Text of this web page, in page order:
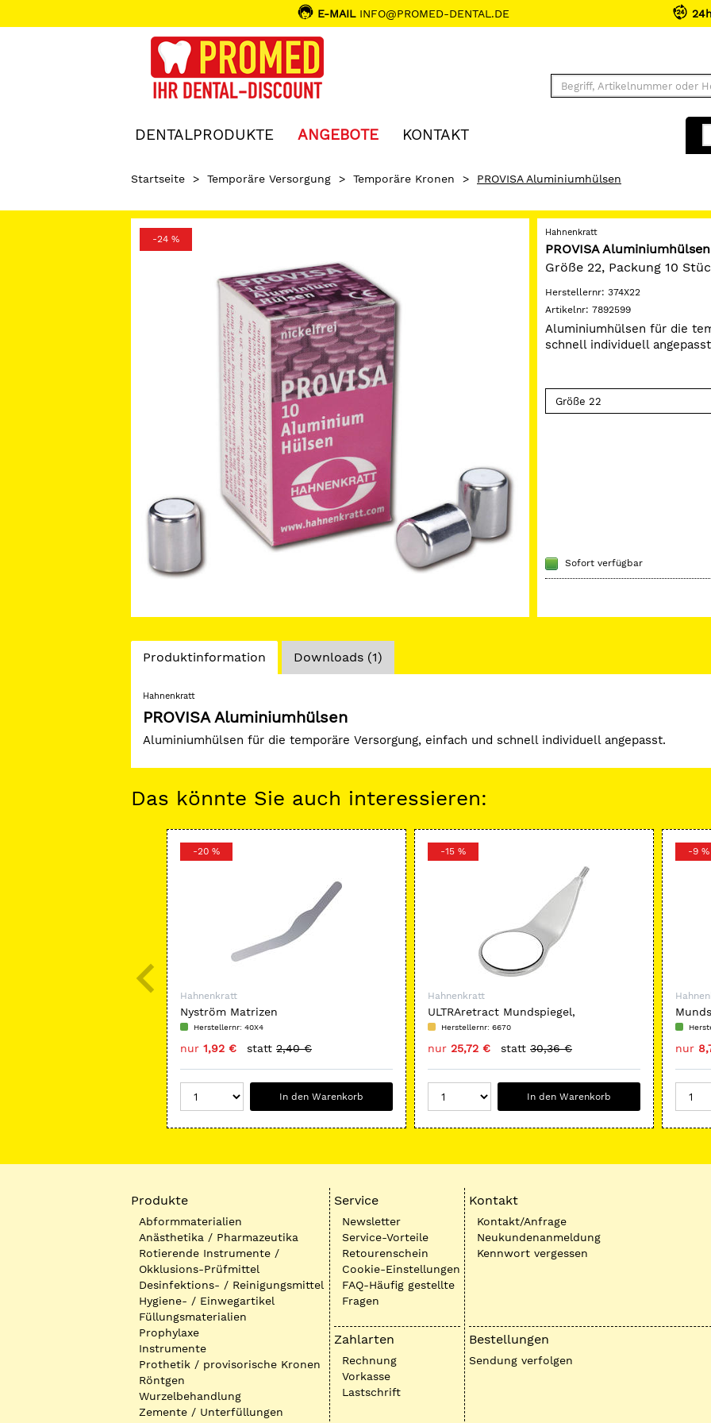
E-MAILINFO@PROMED-DENTAL.DE 24h
DENTALPRODUKTE ANGEBOTE KONTAKT
Startseite > Temporäre Versorgung > Temporäre Kronen > PROVISA Aluminiumhülsen
-24 %
Hahnenkratt
PROVISA Aluminiumhülsen
Größe 22, Packung 10
Herstellernr: 374X22
Artikelnr: 7892599
Aluminiumhülsen für die
schnell individuell
Sofort verfügbar
Current
Produktinformation Downloads (1)
Hahnenkratt
PROVISA Aluminiumhülsen
Aluminiumhülsen für die temporäre Versorgung, einfach und schnell individuell angepasst.
Das könnte Sie auch interessieren:
-20 %
Hahnenkratt
Nyström Matrizen
Herstellernr: 40X4
nur 1,92 € statt 2,40 €
In den Warenkorb
-15 %
Hahnenkratt
ULTRAretract Mundspiegel,
geschlossene Form
Herstellernr: 6670
nur 25,72 € statt 30,36 €
In den Warenkorb
-9 %
nur
Produkte
Abformmaterialien
Anästhetika / Pharmazeutika
Rotierende Instrumente /
Okklusions-Prüfmittel
Desinfektions- / Reinigungsmittel
Hygiene- / Einwegartikel
Füllungsmaterialien
Prophylaxe
Instrumente
Prothetik / provisorische Kronen
Röntgen
Wurzelbehandlung
Zemente / Unterfüllungen
Service
Newsletter
Service-Vorteile
Retourenschein
Cookie-Einstellungen
FAQ-Häufig gestellte
Fragen
Zahlarten
Rechnung
Vorkasse
Lastschrift
Kontakt
Kontakt/Anfrage
Neukundenanmeldung
Kennwort vergessen
Bestellungen
Sendung verfolgen